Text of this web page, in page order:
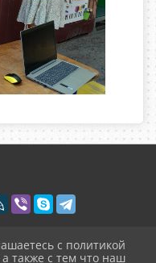
с политикой
также с тем что наш